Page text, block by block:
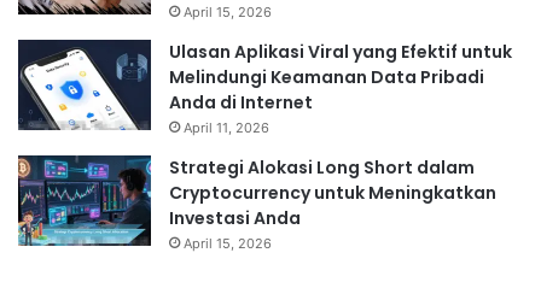
April 15, 2026
Ulasan Aplikasi Viral yang Efektif untuk
Melindungi Keamanan Data Pribadi
Anda di Internet
April 11, 2026
Strategi Alokasi Long Short dalam
Cryptocurrency untuk Meningkatkan
Investasi Anda
April 15, 2026